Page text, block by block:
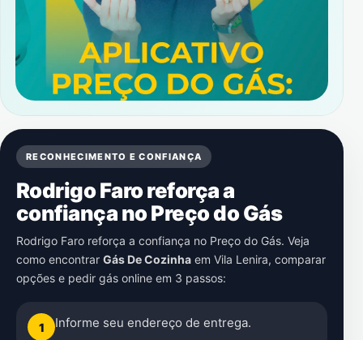
RECONHECIMENTO E CONFIANÇA
Rodrigo Faro reforça a
confiança no Preço do Gás
Rodrigo Faro reforça a confiança no Preço do Gás. Veja
como encontrar Gás De Cozinha em Vila Lenira, comparar
opções e pedir gás online em 3 passos:
1 Informe seu endereço de entrega.